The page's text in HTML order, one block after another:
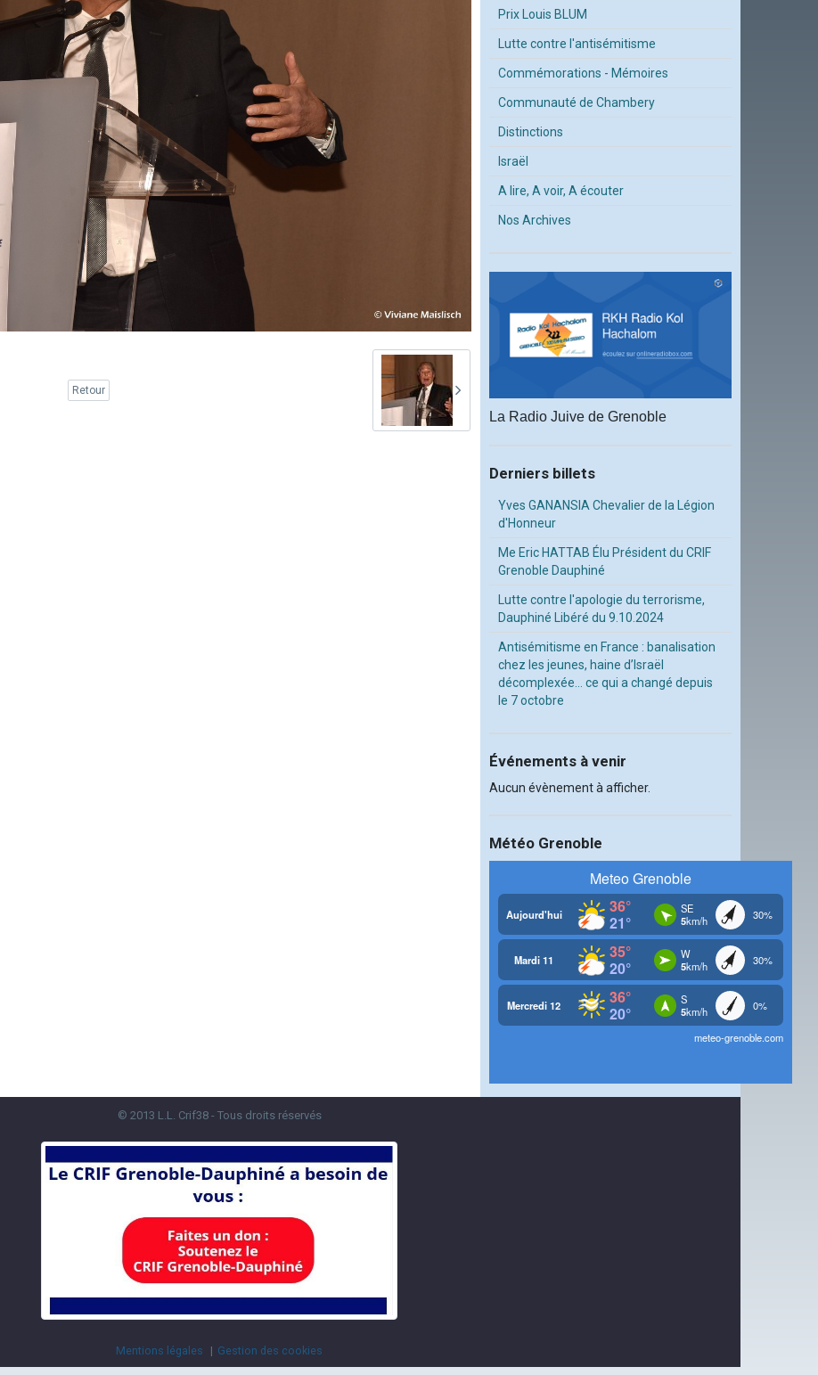
Retour
Prix Louis BLUM
Lutte contre l'antisémitisme
Commémorations - Mémoires
Communauté de Chambery
Distinctions
Israël
A lire, A voir, A écouter
Nos Archives
La Radio Juive de Grenoble
Derniers billets
Yves GANANSIA Chevalier de la Légion
d'Honneur
Me Eric HATTAB Élu Président du CRIF
Grenoble Dauphiné
Lutte contre l'apologie du terrorisme,
Dauphiné Libéré du 9.10.2024
Antisémitisme en France : banalisation
chez les jeunes, haine d’Israël
décomplexée… ce qui a changé depuis
le 7 octobre
Événements à venir
Aucun évènement à afficher.
Météo Grenoble
© 2013 L.L. Crif38 - Tous droits réservés
Mentions légales Gestion des cookies